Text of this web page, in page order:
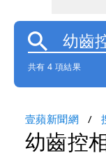
共有 4 項結果
壹蘋新聞網
幼齒控